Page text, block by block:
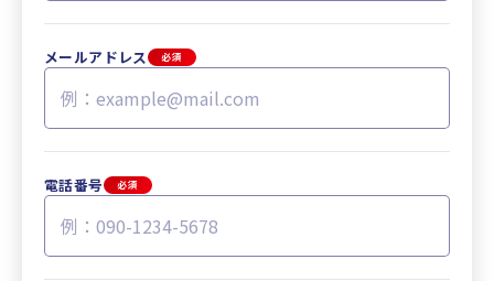
メールアドレス 必須
電話番号 必須